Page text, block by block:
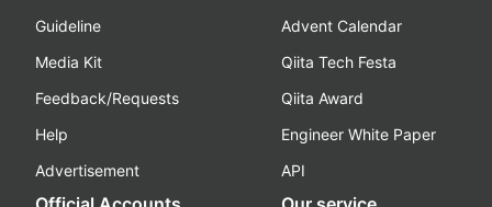
Guideline
Media Kit
Feedback/Requests
Help
Advertisement
Advent Calendar
Qiita Tech Festa
Qiita Award
Engineer White Paper
API